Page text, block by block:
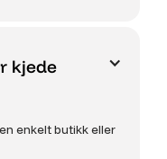
kjede
enkelt butikk eller